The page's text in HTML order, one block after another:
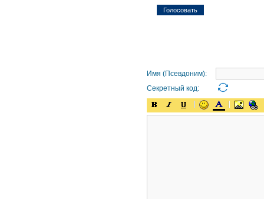
Имя (Псевдоним):
Секретный код: